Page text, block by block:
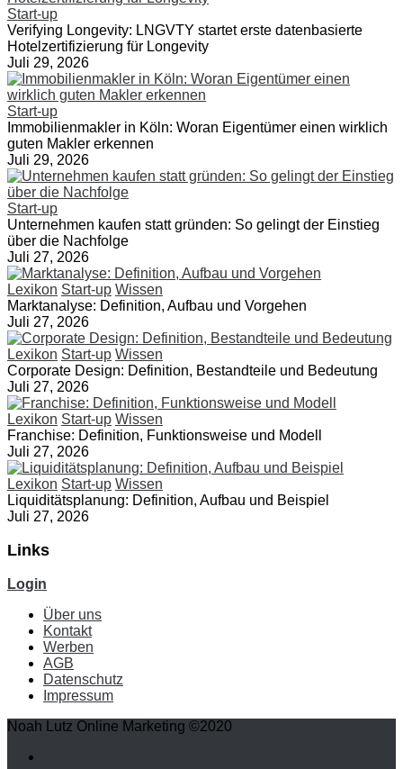
Start-up
Verifying Longevity: LNGVTY startet erste datenbasierte
Hotelzertifizierung für Longevity
Juli 29, 2026
Start-up
Immobilienmakler in Köln: Woran Eigentümer einen wirklich
guten Makler erkennen
Juli 29, 2026
Start-up
Unternehmen kaufen statt gründen: So gelingt der Einstieg
über die Nachfolge
Juli 27, 2026
Lexikon Start-up Wissen
Marktanalyse: Definition, Aufbau und Vorgehen
Juli 27, 2026
Lexikon Start-up Wissen
Corporate Design: Definition, Bestandteile und Bedeutung
Juli 27, 2026
Lexikon Start-up Wissen
Franchise: Definition, Funktionsweise und Modell
Juli 27, 2026
Lexikon Start-up Wissen
Liquiditätsplanung: Definition, Aufbau und Beispiel
Juli 27, 2026
Links
Login
Über uns
Kontakt
Werben
AGB
Datenschutz
Impressum
Noah Lutz Online Marketing ©2020